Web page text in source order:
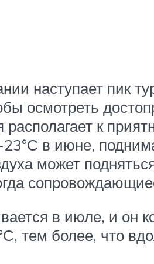
наступает пик
осмотреть
к
в июне,
может
в июле, и он
тем более, что